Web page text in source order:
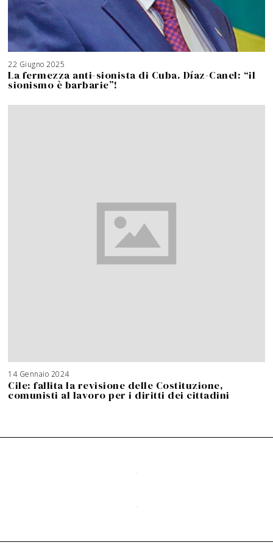
22 Giugno 2025
M
a
g
g
o
2
La fermezza anti-sionista di Cuba. Díaz-Canel: “il
sionismo è barbarie”!
14 Gennaio 2024
Cile: fallita la revisione delle Costituzione,
comunisti al lavoro per i diritti dei cittadini